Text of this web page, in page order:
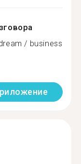
/ business